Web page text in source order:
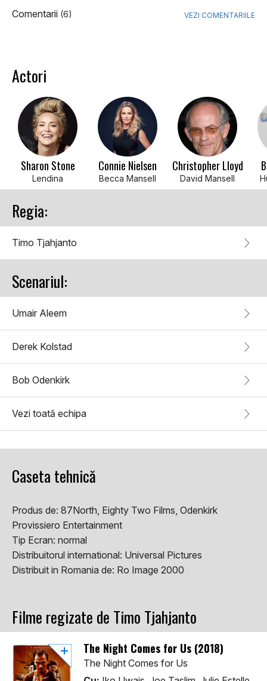
Comentarii (6) VEZI COMENTARIILE
Actori
Sharon Stone
Lendina
Connie Nielsen
Becca Mansell
Christopher Lloyd
David Mansell
Regia:
Timo Tjahjanto
Scenariul:
Umair Aleem
Derek Kolstad
Bob Odenkirk
Vezi toată echipa
Caseta tehnică
Produs de: 87North, Eighty Two Films, Odenkirk
Provissiero Entertainment
Tip Ecran: normal
Distribuitorul international: Universal Pictures
Distribuit in Romania de: Ro Image 2000
Filme regizate de Timo Tjahjanto
The Night Comes for Us (2018)
The Night Comes for Us